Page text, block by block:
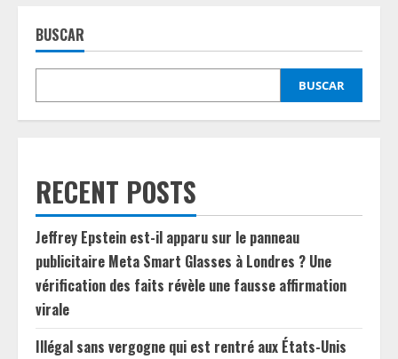
BUSCAR
BUSCAR
RECENT POSTS
Jeffrey Epstein est-il apparu sur le panneau
publicitaire Meta Smart Glasses à Londres ? Une
vérification des faits révèle une fausse affirmation
virale
Illégal sans vergogne qui est rentré aux États-Unis